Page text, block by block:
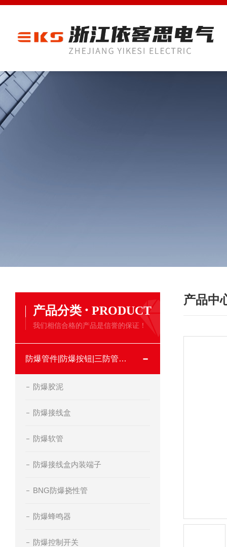
产品分类 · PRODUCT
我们相信合格的产品是信誉的保证！
防爆管件|防爆按钮|三防管件类
防爆胶泥
防爆接线盒
防爆软管
防爆接线盒内装端子
BNG防爆挠性管
防爆蜂鸣器
防爆控制开关
产品中